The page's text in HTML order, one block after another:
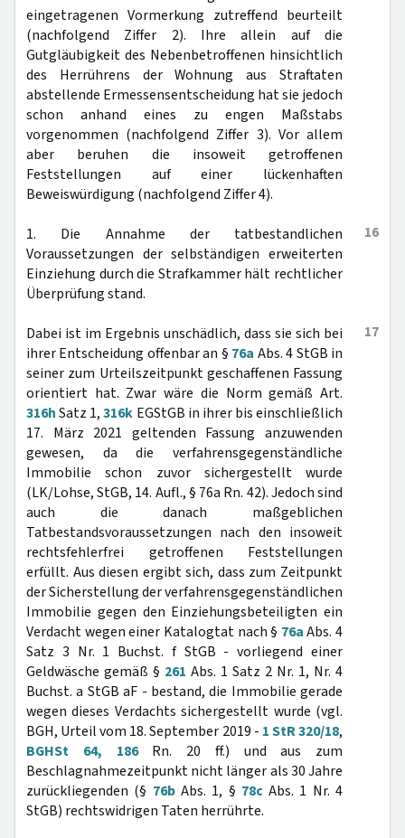
eingetragenen Vormerkung zutreffend beurteilt
(nachfolgend Ziffer 2). Ihre allein auf die
Gutgläubigkeit des Nebenbetroffenen hinsichtlich
des Herrührens der Wohnung aus Straftaten
abstellende Ermessensentscheidung hat sie jedoch
schon anhand eines zu engen Maßstabs
vorgenommen (nachfolgend Ziffer 3). Vor allem
aber beruhen die insoweit getroffenen
Feststellungen auf einer lückenhaften
Beweiswürdigung (nachfolgend Ziffer 4).
16
1. Die Annahme der tatbestandlichen
Voraussetzungen der selbständigen erweiterten
Einziehung durch die Strafkammer hält rechtlicher
Überprüfung stand.
17
Dabei ist im Ergebnis unschädlich, dass sie sich bei
ihrer Entscheidung offenbar an § 76a Abs. 4 StGB in
seiner zum Urteilszeitpunkt geschaffenen Fassung
orientiert hat. Zwar wäre die Norm gemäß Art.
316hSatz 1,316k EGStGB in ihrer bis einschließlich
17. März 2021 geltenden Fassung anzuwenden
gewesen, da die verfahrensgegenständliche
Immobilie schon zuvor sichergestellt wurde
(LK/Lohse, StGB, 14. Aufl., § 76a Rn. 42). Jedoch sind
auch die danach maßgeblichen
Tatbestandsvoraussetzungen nach den insoweit
rechtsfehlerfrei getroffenen Feststellungen
erfüllt. Aus diesen ergibt sich, dass zum Zeitpunkt
der Sicherstellung der verfahrensgegenständlichen
Immobilie gegen den Einziehungsbeteiligten ein
Verdacht wegen einer Katalogtat nach § 76aAbs. 4
Satz 3 Nr. 1 Buchst. f StGB - vorliegend einer
Geldwäsche gemäß § 261 Abs. 1 Satz 2 Nr. 1, Nr. 4
Buchst. a StGB aF - bestand, die Immobilie gerade
wegen dieses Verdachts sichergestellt wurde (vgl.
BGH, Urteil vom 18. September 2019 - 1 StR 320/18,
BGHSt 64, 186Rn. 20 ff.) und aus zum
Beschlagnahmezeitpunkt nicht länger als 30 Jahre
zurückliegenden (§ 76bAbs. 1, § 78cAbs. 1 Nr. 4
StGB) rechtswidrigen Taten herrührte.